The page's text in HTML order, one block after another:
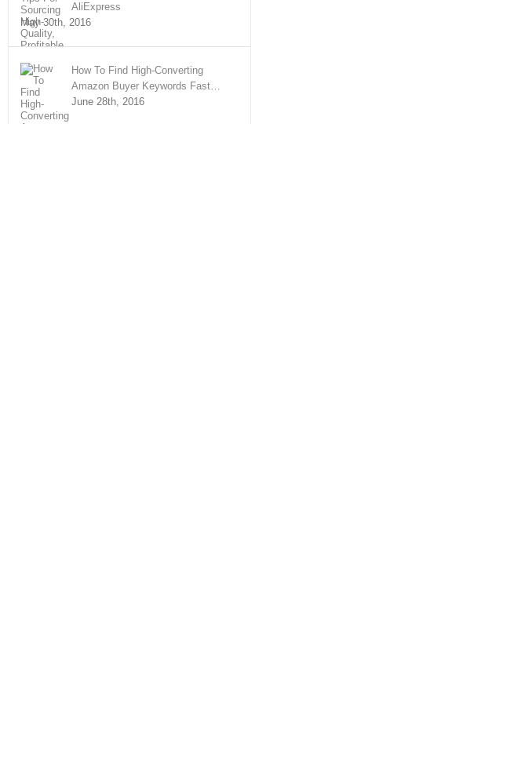
AliExpress
May 30th, 2016
How To Find High-Converting
Amazon Buyer Keywords Fast…
June 28th, 2016